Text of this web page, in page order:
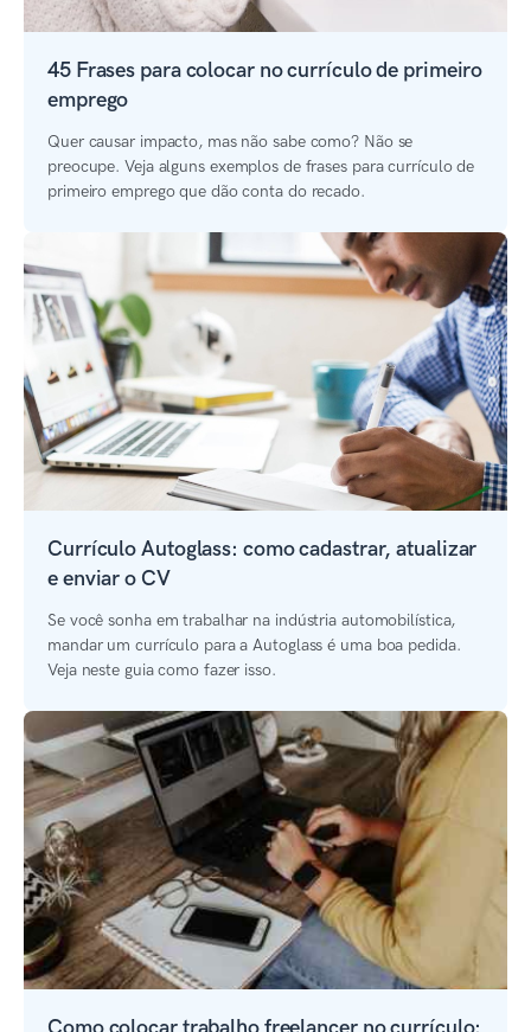
45 Frases para colocar no currículo de primeiro
emprego
Quer causar impacto, mas não sabe como? Não se
preocupe. Veja alguns exemplos de frases para currículo de
primeiro emprego que dão conta do recado.
Currículo Autoglass: como cadastrar, atualizar
e enviar o CV
Se você sonha em trabalhar na indústria automobilística,
mandar um currículo para a Autoglass é uma boa pedida.
Veja neste guia como fazer isso.